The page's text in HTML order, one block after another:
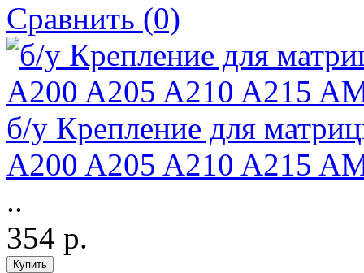
Сравнить (0)
б/у Крепление для
A200 A205 A210 A215
..
354 р.